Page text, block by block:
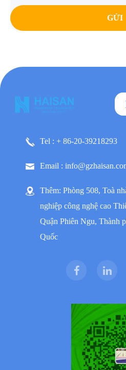
GỬI
Tel : + 86-20-39218293
Email :
Thêm: Phòng 508, Toà
nghiệp công nghệ cao
Quận Phiên Ngu, Thành
Quốc